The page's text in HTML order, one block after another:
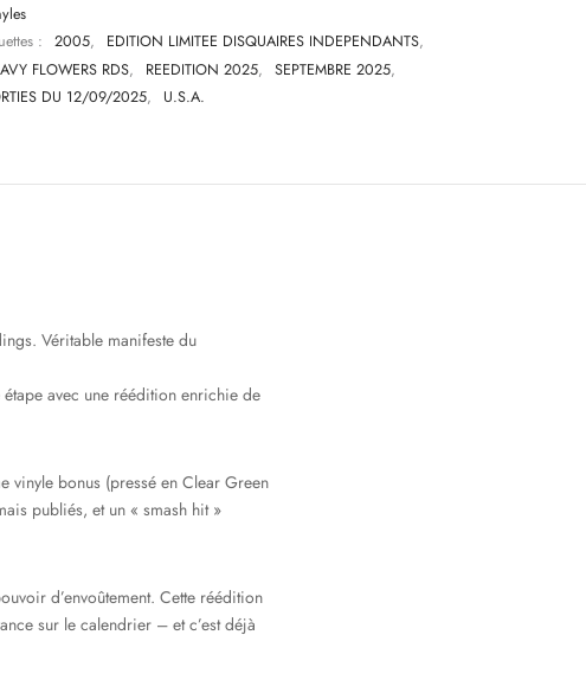
:
2005, EDITION LIMITEE DISQUAIRES INDEPENDANTS,
FLOWERS RDS, REEDITION 2025, SEPTEMBRE 2025,
DU 12/09/2025, U.S.A.
Véritable manifeste du
avec une réédition enrichie de
vinyle bonus (pressé en Clear Green
publiés, et un « smash hit »
d’envoûtement. Cette réédition
sur le calendrier – et c’est déjà